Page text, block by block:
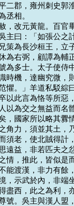
二郡，雍州刺史郭
丞相。
，改元黃龍。百
主曰：「如張公之
策為長沙桓王，立
為右弼，顧譚為輔
為多士。太子使侍
時機，達幽究微，
懼。」羊道私駁綜
此言為恪等所惡
以為交之無益而名
，國家所以略其釁
角力，須並其土，
須老，使北賊得計
遠益，非若匹夫之
情，推此，皆似是
能渡漢，非力有餘
，示武於內，非端
盡西，此之為利，
。吳主與漢人盟